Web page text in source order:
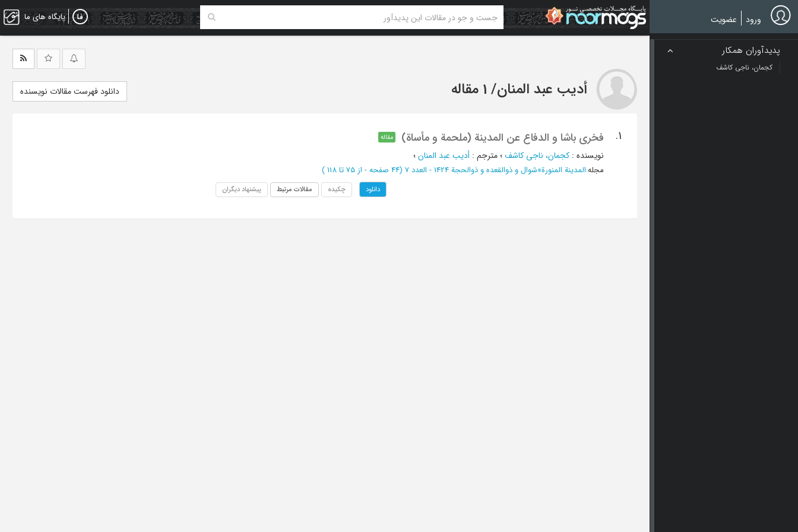
Skip
to
main
پایگاه های ما ورود عضویت
پدیدآوران همکار
کجمان، ناجی کاشف
أدیب عبد المنان/ 1 مقاله دانلود فهرست مقالات نویسنده
1. فخری باشا و الدفاع عن المدینة (ملحمة و مأساة) مقاله
نویسنده : کجمان، ناجی کاشف؛مترجم : أدیب عبد المنان؛
مجله:المدینة المنورة»شوال و ذوالقعده و ذوالحجة 1424 - العدد 7 (‎44 صفحه - از 75 تا 118 )
دانلود چکیده مقالات مرتبط پیشنهاد دیگران